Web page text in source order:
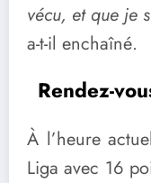
vécu, et que je
a-t-il enchaîné.
Rendez-
À l’heure
Liga avec 16